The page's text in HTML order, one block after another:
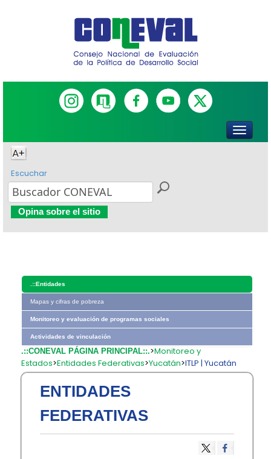
Escuchar
Opina sobre el sitio
.::Entidades
Mapas y cifras de pobreza
Monitoreo y evaluación de programas sociales
Actividades de vinculación
.::CONEVAL PÁGINA PRINCIPAL::.>Monitoreo y
Estados>Entidades Federativas>Yucatán>ITLP | Yucatán
ENTIDADES
FEDERATIVAS